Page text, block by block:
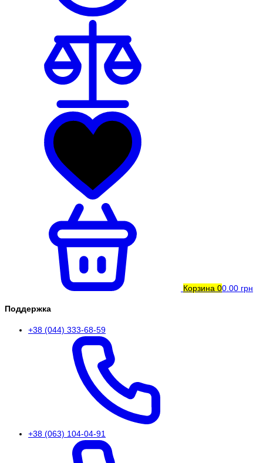
Корзина 00.00 грн
Поддержка
+38 (044) 333-68-59
+38 (063) 104-04-91